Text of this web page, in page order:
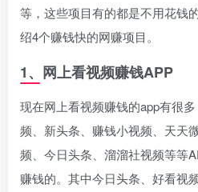
等，这些项目有的都是不用花钱
绍4个赚钱快的网赚项目。
1、网上看视频赚钱APP
现在网上看视频赚钱的app有很
频、新头条、赚钱小视频、天天
频、今日头条、溜溜社视频等等
赚钱的。其中今日头条、好看视